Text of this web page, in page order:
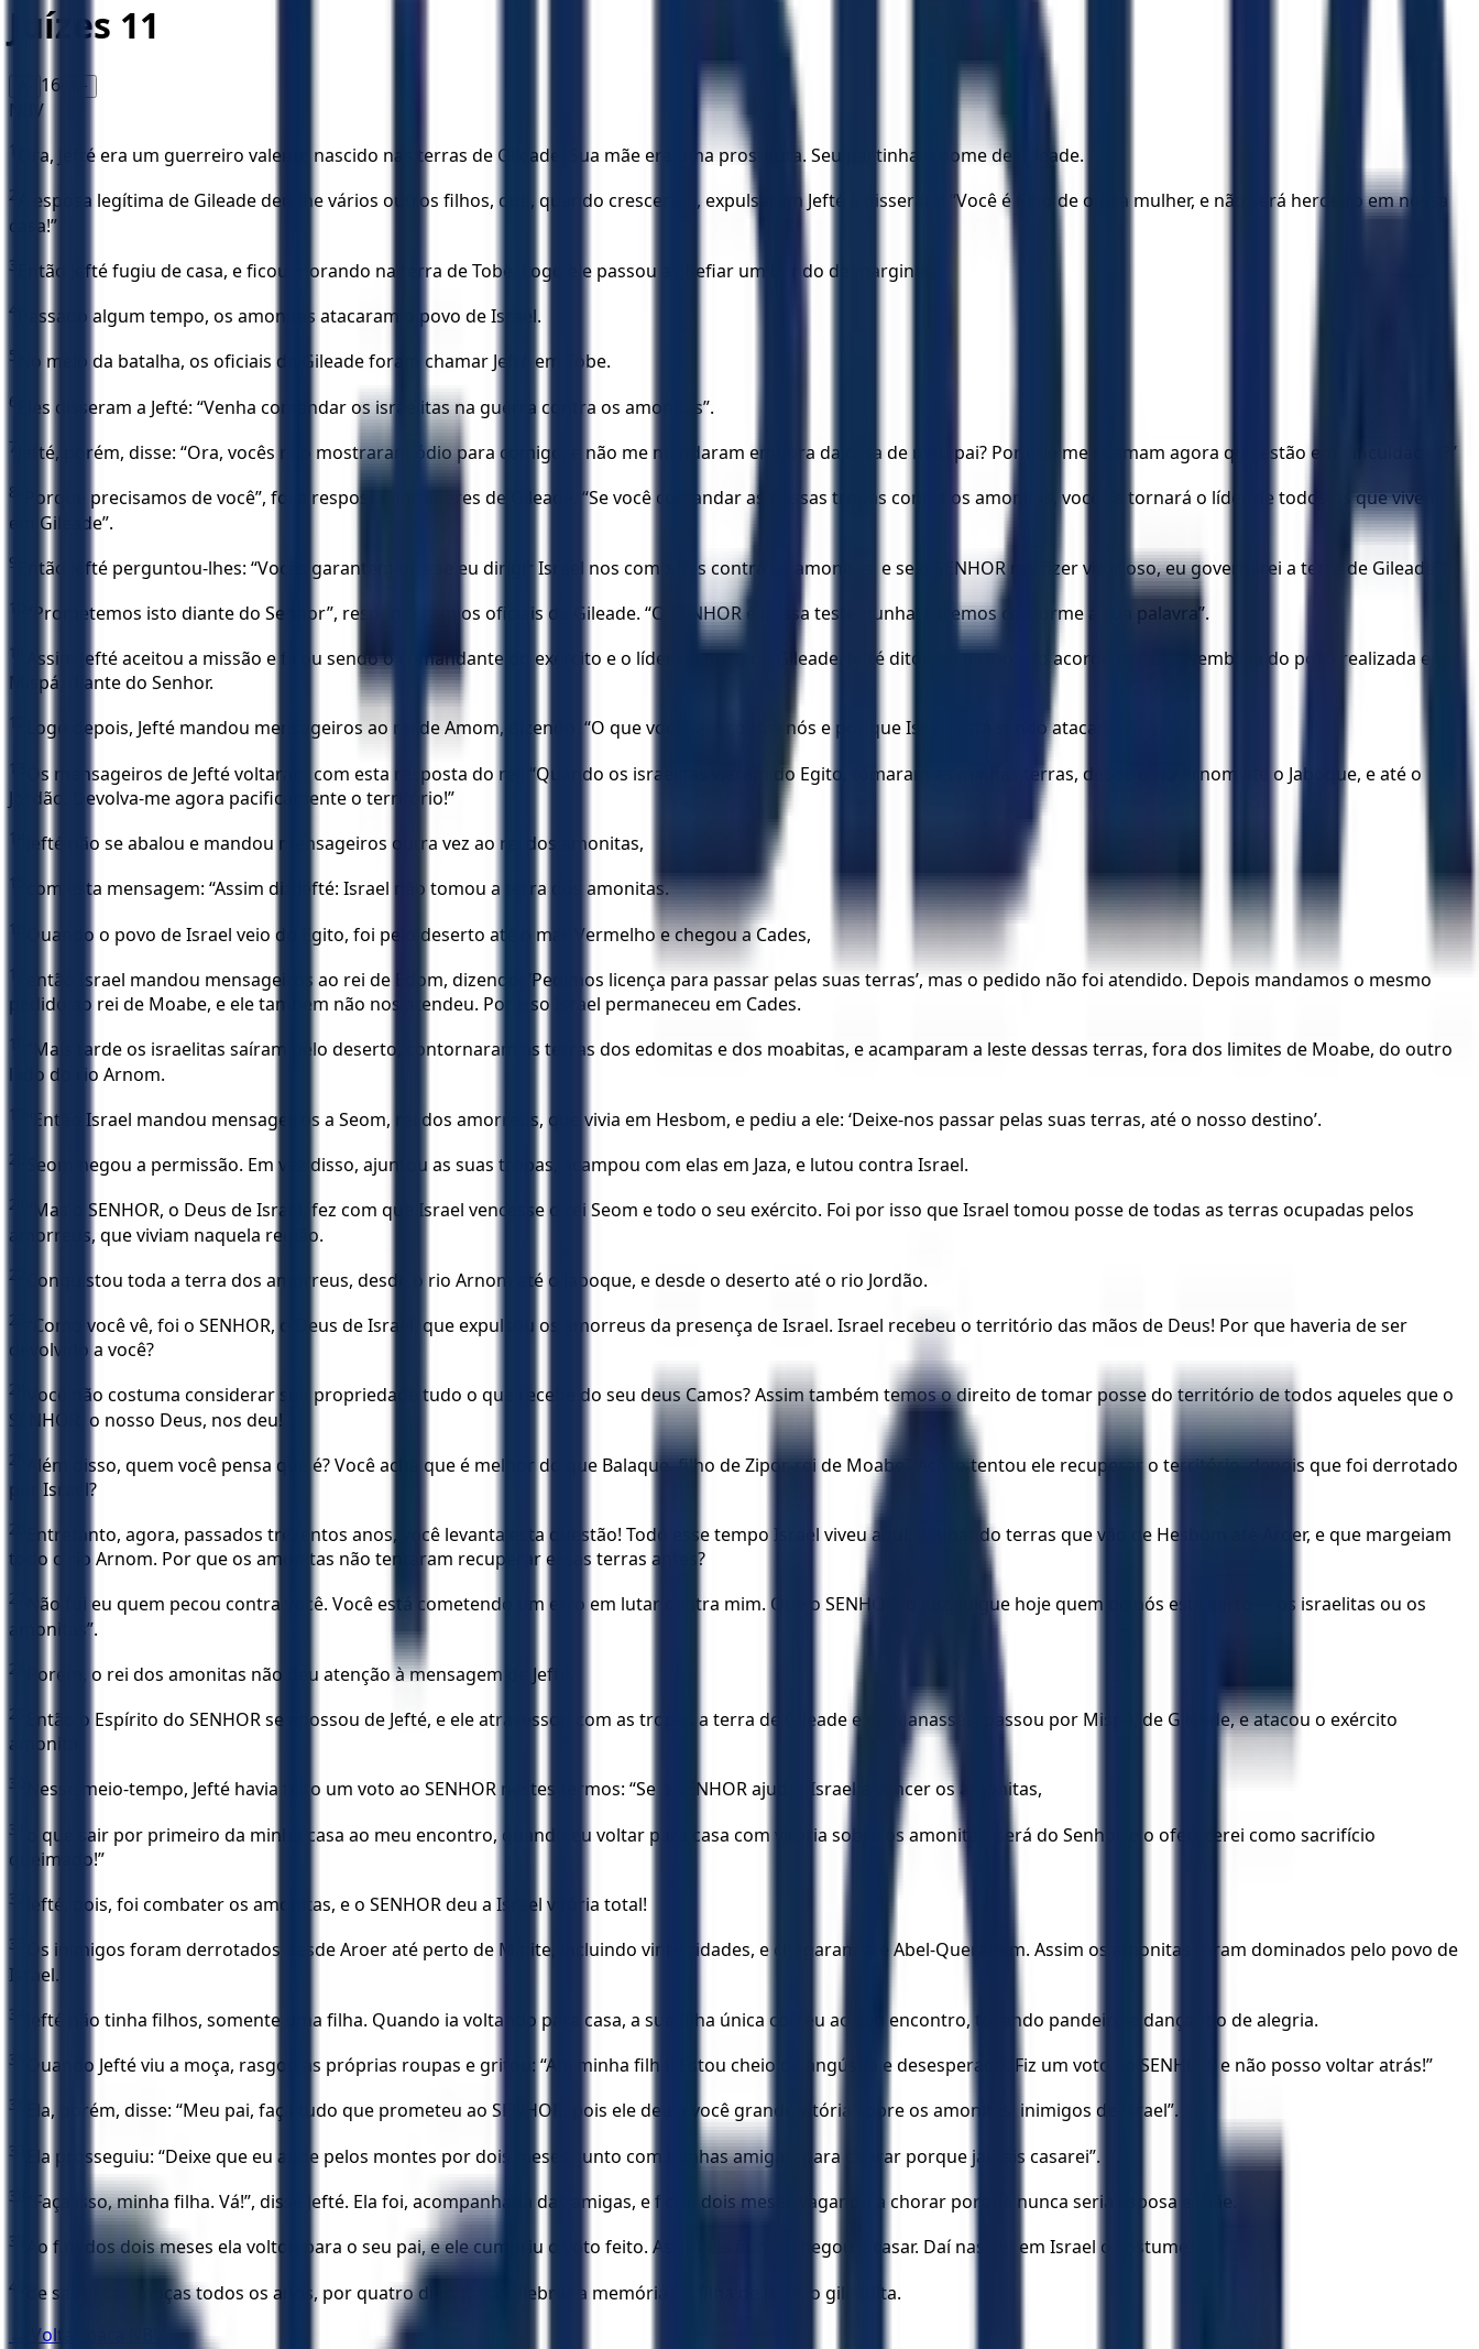
Juízes 11
16 A+
NBV
1 Ora, Jefté era um guerreiro valente nascido nas terras de Gileade. Sua mãe era uma prostituta. Seu pai tinha o nome de Gileade.
2
A esposa legítima de Gileade deu-lhe vários outros filhos, que, quando cresceram, expulsaram Jefté e disseram: “Você é filho de outra mulher, e não será herdeiro em nossa
casa!”
3 Então Jefté fugiu de casa, e ficou morando na terra de Tobe. Logo ele passou a chefiar um bando de marginais.
4 Passado algum tempo, os amonitas atacaram o povo de Israel.
5 No meio da batalha, os oficiais de Gileade foram chamar Jefté em Tobe.
6 Eles disseram a Jefté: “Venha comandar os israelitas na guerra contra os amonitas”.
7 Jefté, porém, disse: “Ora, vocês não mostraram ódio para comigo, e não me mandaram embora da casa de meu pai? Por que me chamam agora que estão em dificuldades?”
8
“Porque precisamos de você”, foi a resposta dos líderes de Gileade. “Se você comandar as nossas tropas contra os amonitas, você se tornará o líder de todos os que vivem
em Gileade”.
9 Então Jefté perguntou-lhes: “Vocês garantem que se eu dirigir Israel nos combates contra os amonitas, e se o SENHOR me fizer vitorioso, eu governarei a terra de Gileade?”
10 “Prometemos isto diante do Senhor”, responderam os oficiais de Gileade. “O SENHOR é nossa testemunha! Faremos conforme a sua palavra”.
11
Assim Jefté aceitou a missão e ficou sendo o comandante do exército e o líder do povo de Gileade. Jefté ditou os termos do acordo numa assembleia do povo realizada em
Mispá, diante do Senhor.
12 Logo depois, Jefté mandou mensageiros ao rei de Amom, dizendo: “O que você tem contra nós e por que Israel está sendo atacado?”
13
Os mensageiros de Jefté voltaram com esta resposta do rei: “Quando os israelitas vieram do Egito, tomaram as minhas terras, desde o rio Arnom até o Jaboque, e até o
Jordão. Devolva-me agora pacificamente o território!”
14 Jefté não se abalou e mandou mensageiros outra vez ao rei dos amonitas,
15 com esta mensagem: “Assim diz Jefté: Israel não tomou a terra dos amonitas.
16 Quando o povo de Israel veio do Egito, foi pelo deserto até o mar Vermelho e chegou a Cades,
17
então Israel mandou mensageiros ao rei de Edom, dizendo: ‘Pedimos licença para passar pelas suas terras’, mas o pedido não foi atendido. Depois mandamos o mesmo
pedido ao rei de Moabe, e ele também não nos atendeu. Por isso Israel permaneceu em Cades.
18
“Mais tarde os israelitas saíram pelo deserto, contornaram as terras dos edomitas e dos moabitas, e acamparam a leste dessas terras, fora dos limites de Moabe, do outro
lado do rio Arnom.
19 “Então Israel mandou mensageiros a Seom, rei dos amorreus, que vivia em Hesbom, e pediu a ele: ‘Deixe-nos passar pelas suas terras, até o nosso destino’.
20 Seom negou a permissão. Em vez disso, ajuntou as suas tropas, acampou com elas em Jaza, e lutou contra Israel.
21
“Mas o SENHOR, o Deus de Israel, fez com que Israel vencesse o rei Seom e todo o seu exército. Foi por isso que Israel tomou posse de todas as terras ocupadas pelos
amorreus, que viviam naquela região.
22 Conquistou toda a terra dos amorreus, desde o rio Arnom até o Jaboque, e desde o deserto até o rio Jordão.
23
“Como você vê, foi o SENHOR, o Deus de Israel, que expulsou os amorreus da presença de Israel. Israel recebeu o território das mãos de Deus! Por que haveria de ser
devolvido a você?
24
Você não costuma considerar sua propriedade tudo o que recebe do seu deus Camos? Assim também temos o direito de tomar posse do território de todos aqueles que o
SENHOR, o nosso Deus, nos deu!
25
Além disso, quem você pensa que é? Você acha que é melhor do que Balaque, filho de Zipor, rei de Moabe? Acaso tentou ele recuperar o território, depois que foi derrotado
por Israel?
26
Entretanto, agora, passados trezentos anos, você levanta esta questão! Todo esse tempo Israel viveu aqui, ocupando terras que vão de Hesbom até Aroer, e que margeiam
todo o rio Arnom. Por que os amonitas não tentaram recuperar essas terras antes?
27
Não fui eu quem pecou contra você. Você está cometendo um erro em lutar contra mim. Que o SENHOR, o Juiz, julgue hoje quem de nós está certo — os israelitas ou os
amonitas”.
28 Porém, o rei dos amonitas não deu atenção à mensagem de Jefté.
29
Então o Espírito do SENHOR se apossou de Jefté, e ele atravessou com as tropas a terra de Gileade e de Manassés, passou por Mispá, de Gileade, e atacou o exército
amonita.
30 Nesse meio-tempo, Jefté havia feito um voto ao SENHOR nestes termos: “Se o SENHOR ajudar Israel a vencer os amonitas,
31
o que sair por primeiro da minha casa ao meu encontro, quando eu voltar para casa com vitória sobre os amonitas, será do Senhor, e o oferecerei como sacrifício
queimado!”
32 Jefté, pois, foi combater os amonitas, e o SENHOR deu a Israel vitória total!
33
Os inimigos foram derrotados desde Aroer até perto de Minite, incluindo vinte cidades, e chegaram até Abel-Queramim. Assim os amonitas foram dominados pelo povo de
Israel.
34 Jefté não tinha filhos, somente uma filha. Quando ia voltando para casa, a sua filha única correu ao seu encontro, tocando pandeiro e dançando de alegria.
35 Quando Jefté viu a moça, rasgou as próprias roupas e gritou: “Ah, minha filha! Estou cheio de angústia e desesperado. Fiz um voto ao SENHOR, e não posso voltar atrás!”
36 Ela, porém, disse: “Meu pai, faça tudo que prometeu ao SENHOR, pois ele deu a você grande vitória sobre os amonitas, inimigos de Israel”.
37 Ela prosseguiu: “Deixe que eu ande pelos montes por dois meses, junto com minhas amigas, para chorar porque jamais casarei”.
38 “Faça isso, minha filha. Vá!”, disse Jefté. Ela foi, acompanhada das amigas, e ficou dois meses vagando a chorar porque nunca seria esposa e mãe.
39 Ao fim dos dois meses ela voltou para o seu pai, e ele cumpriu o voto feito. Assim ela nunca chegou a casar. Daí nasceu em Israel o costume
40
de saírem as moças todos os anos, por quatro dias, para celebrar a memória da filha de Jefté, o gileadita.
← Voltar para